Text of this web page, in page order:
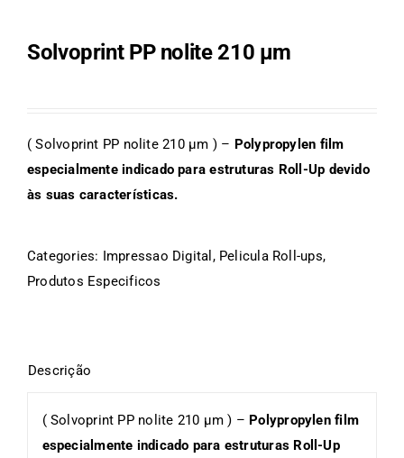
Solvoprint PP nolite 210 μm
( Solvoprint PP nolite 210 µm ) – Polypropylen film
especialmente indicado para estruturas Roll-Up devido
às suas características.
Categories: Impressao Digital , Pelicula Roll-ups,
Produtos Especificos
( Solvoprint PP nolite 210 µm ) – Polypropylen film
especialmente indicado para estruturas Roll-Up